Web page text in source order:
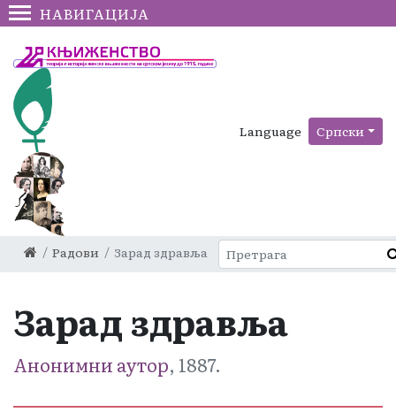
НАВИГАЦИЈА
Language Српски
Радови Зарад здравља
Зарад здравља
Анонимни аутор, 1887.